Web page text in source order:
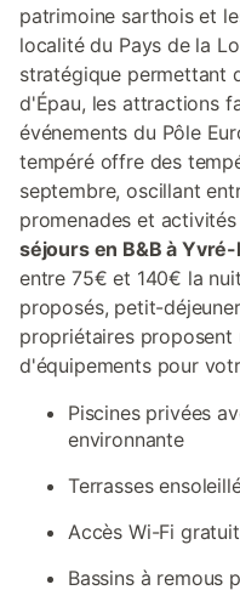
patrimoine sarthois et
localité du Pays de la
stratégique permettant
d'Épau, les attractions
événements du Pôle
tempéré offre des
septembre, oscillant
promenades et
séjours en B&B à
entre 75€ et 140€ la
proposés, petit-
propriétaires proposent
d'équipements pour
Piscines privées
environnante
Terrasses
Accès Wi-Fi
Bassins à remous